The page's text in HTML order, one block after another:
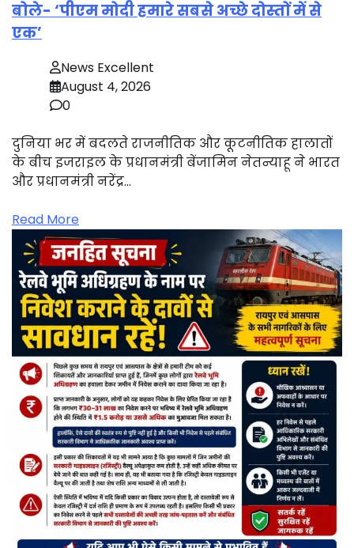
बोले- ‘पीएम मोदी हमारे सबसे अच्छे दोस्तों में से
एक’
News Excellent
August 4, 2026
0
दुनिया भर में बदलते राजनीतिक और कूटनीतिक हालातों
के बीच इजराइल के प्रधानमंत्री बेंजामिन नेतन्याहू ने भारत
और प्रधानमंत्री नरेंद्र…
Read More